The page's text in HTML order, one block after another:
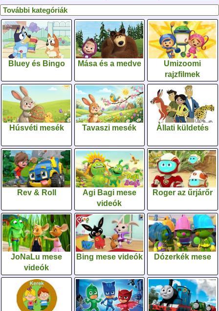
További kategóriák
Bluey és Bingo Mása és a medve
Umizoomi
rajzfilmek
Húsvéti mesék Tavaszi mesék Állati küldetés
Rev & Roll
Agi Bagi mese
videók
Roger az űrjárőr
JoNaLu mese
videók
Bing mese videók Dózerkék mese